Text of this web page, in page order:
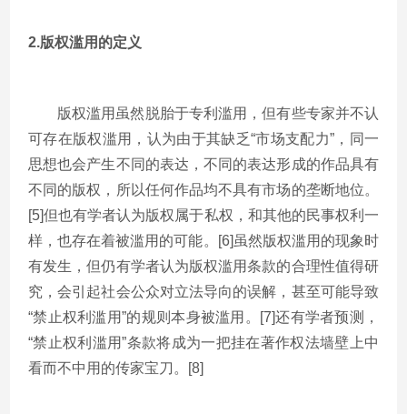
2.版权滥用的定义
版权滥用虽然脱胎于专利滥用，但有些专家并不认
可存在版权滥用，认为由于其缺乏“市场支配力”，同一
思想也会产生不同的表达，不同的表达形成的作品具有
不同的版权，所以任何作品均不具有市场的垄断地位。
[5]但也有学者认为版权属于私权，和其他的民事权利一
样，也存在着被滥用的可能。[6]虽然版权滥用的现象时
有发生，但仍有学者认为版权滥用条款的合理性值得研
究，会引起社会公众对立法导向的误解，甚至可能导致
“禁止权利滥用”的规则本身被滥用。[7]还有学者预测，
“禁止权利滥用”条款将成为一把挂在著作权法墙壁上中
看而不中用的传家宝刀。[8]